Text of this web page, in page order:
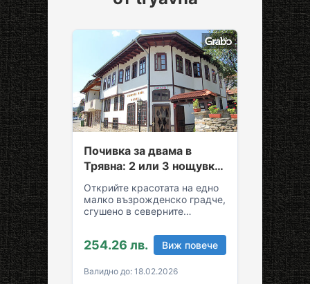
Почивка за двама в
Трявна: 2 или 3 нощувки
със закуски и вечери
Открийте красотата на едно
малко възрожденско градче,
сгушено в северните
За вашия комфортен престой
в Трявна…
254.26 лв. Виж повече
Валидно до: 18.02.2026